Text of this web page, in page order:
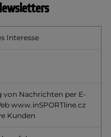
Interesse
von Nachrichten per E-
www.inSPORTline.cz
Kunden